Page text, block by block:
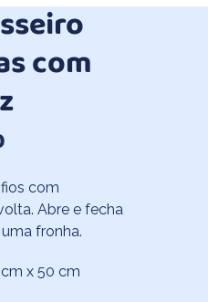
com
de
preço:
R$100,70
através
com
Abre e fecha
fronha.
x 50 cm